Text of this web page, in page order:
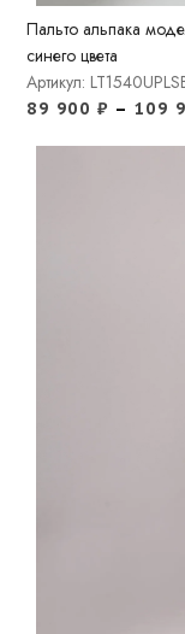
Пальто альпака
синего цвета
Артикул:
89 900 ₽ – 109